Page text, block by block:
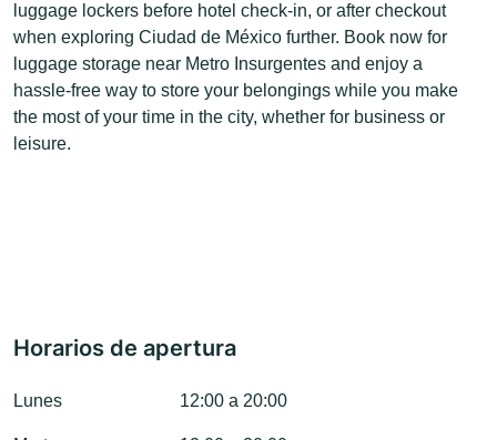
luggage lockers before hotel check-in, or after checkout
when exploring Ciudad de México further. Book now for
luggage storage near Metro Insurgentes and enjoy a
hassle-free way to store your belongings while you make
the most of your time in the city, whether for business or
leisure.
Horarios de apertura
Lunes 12:00 a 20:00